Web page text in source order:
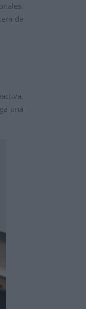
de
una